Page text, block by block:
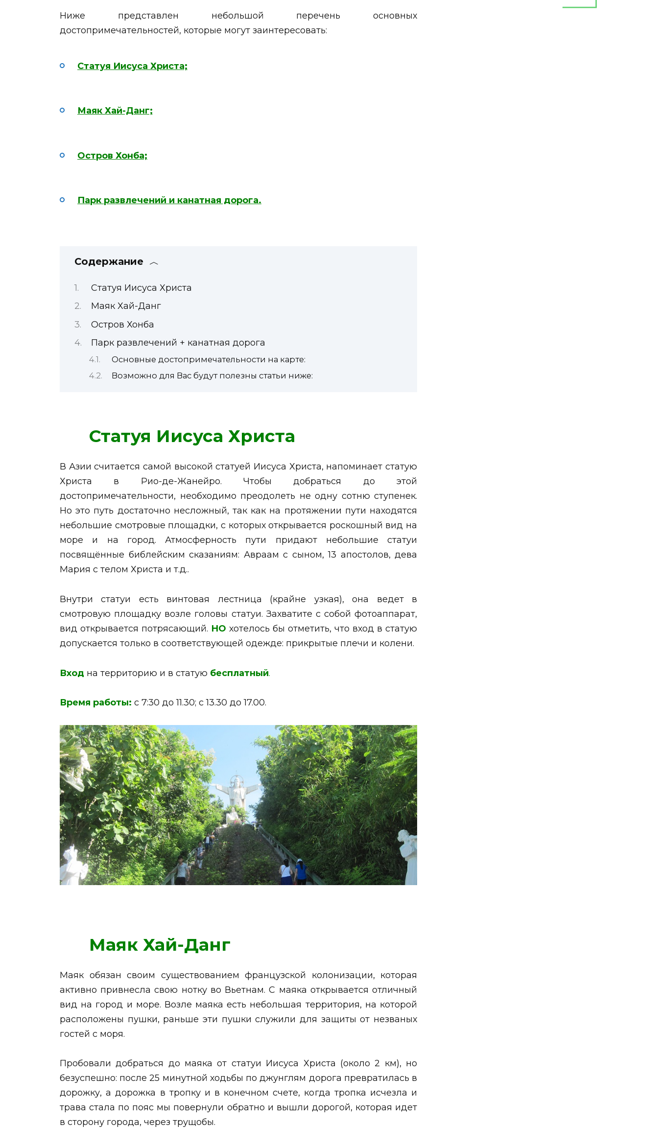
Ниже представлен небольшой перечень основных
достопримечательностей, которые могут заинтересовать:
Статуя Иисуса Христа;
Маяк Хай-Данг;
Остров Хонба;
Парк развлечений и канатная дорога.
Содержание
Статуя Иисуса Христа
Маяк Хай-Данг
Остров Хонба
Парк развлечений + канатная дорога
Основные достопримечательности на карте:
Возможно для Вас будут полезны статьи ниже:
Статуя Иисуса Христа
В Азии считается самой высокой статуей Иисуса Христа, напоминает статую
Христа в Рио-де-Жанейро. Чтобы добраться до этой
достопримечательности, необходимо преодолеть не одну сотню ступенек.
Но это путь достаточно несложный, так как на протяжении пути находятся
небольшие смотровые площадки, с которых открывается роскошный вид на
море и на город. Атмосферность пути придают небольшие статуи
посвящённые библейским сказаниям: Авраам с сыном, 13 апостолов, дева
Мария с телом Христа и т.д..
Внутри статуи есть винтовая лестница (крайне узкая), она ведет в
смотровую площадку возле головы статуи. Захватите с собой фотоаппарат,
вид открывается потрясающий. НО хотелось бы отметить, что вход в статую
допускается только в соответствующей одежде: прикрытые плечи и колени.
Вход на территорию и в статую бесплатный.
Время работы: с 7:30 до 11.30; с 13.30 до 17.00.
Маяк Хай-Данг
Маяк обязан своим существованием французской колонизации, которая
активно привнесла свою нотку во Вьетнам. С маяка открывается отличный
вид на город и море. Возле маяка есть небольшая территория, на которой
расположены пушки, раньше эти пушки служили для защиты от незваных
гостей с моря.
Пробовали добраться до маяка от статуи Иисуса Христа (около 2 км), но
безуспешно: после 25 минутной ходьбы по джунглям дорога превратилась в
дорожку, а дорожка в тропку и в конечном счете, когда тропка исчезла и
трава стала по пояс мы повернули обратно и вышли дорогой, которая идет
в сторону города, через трущобы.